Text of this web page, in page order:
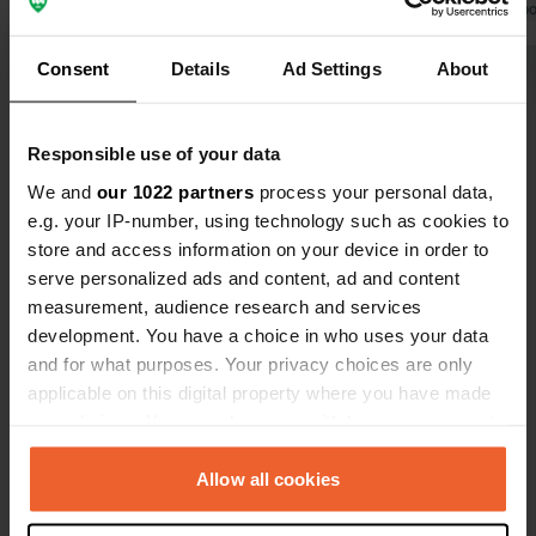
Consent Details Ad Settings About
Responsible use of your data
We and our 1022 partners process your personal data,
e.g. your IP-number, using technology such as cookies to
store and access information on your device in order to
serve personalized ads and content, ad and content
measurement, audience research and services
development. You have a choice in who uses your data
and for what purposes. Your privacy choices are only
applicable on this digital property where you have made
any time from the Cookie Declaration or by clicking on
the Privacy trigger icon.Allow all cookies
avoir mangé sur place, nous sommes
partis pour un autre camping situé
rivière.
Traduit par
Es-tu déjà venu ici ?
Contact
3542, Gföhl, Autriche